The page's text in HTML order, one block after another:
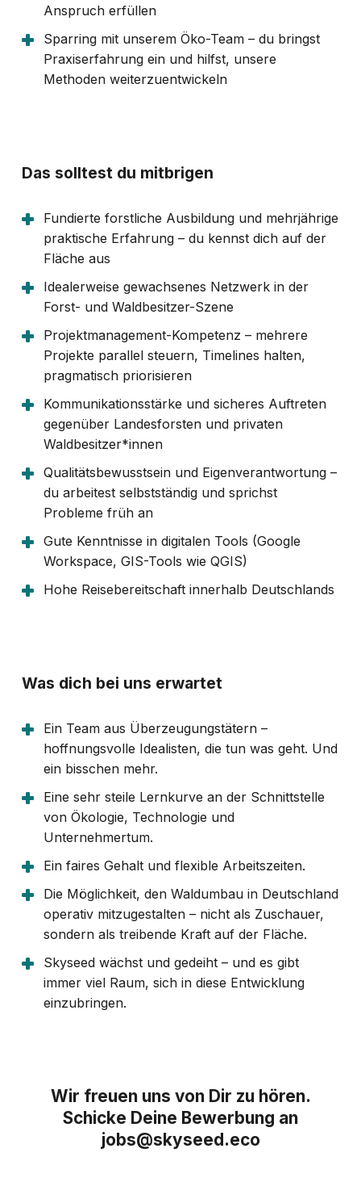
Anspruch erfüllen
Sparring mit unserem Öko-Team – du bringst
Praxiserfahrung ein und hilfst, unsere
Methoden weiterzuentwickeln
Das solltest du mitbrigen
Fundierte forstliche Ausbildung und mehrjährige
praktische Erfahrung – du kennst dich auf der
Fläche aus
Idealerweise gewachsenes Netzwerk in der
Forst- und Waldbesitzer-Szene
Projektmanagement-Kompetenz – mehrere
Projekte parallel steuern, Timelines halten,
pragmatisch priorisieren
Kommunikationsstärke und sicheres Auftreten
gegenüber Landesforsten und privaten
Waldbesitzer*innen
Qualitätsbewusstsein und Eigenverantwortung –
du arbeitest selbstständig und sprichst
Probleme früh an
Gute Kenntnisse in digitalen Tools (Google
Workspace, GIS-Tools wie QGIS)
Hohe Reisebereitschaft innerhalb Deutschlands
Was dich bei uns erwartet
Ein Team aus Überzeugungstätern –
hoffnungsvolle Idealisten, die tun was geht. Und
ein bisschen mehr.
Eine sehr steile Lernkurve an der Schnittstelle
von Ökologie, Technologie und
Unternehmertum.
Ein faires Gehalt und flexible Arbeitszeiten.
Die Möglichkeit, den Waldumbau in Deutschland
operativ mitzugestalten – nicht als Zuschauer,
sondern als treibende Kraft auf der Fläche.
Skyseed wächst und gedeiht – und es gibt
immer viel Raum, sich in diese Entwicklung
einzubringen.
Wir freuen uns von Dir zu hören.
Schicke Deine Bewerbung an
jobs@skyseed.eco